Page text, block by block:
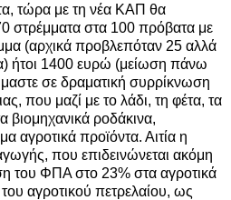
τώρα με τη νέα ΚΑΠ θα
στρέμματα στα 100 πρόβατα με
(αρχικά προβλεπόταν 25 αλλά
ήτοι 1400 ευρώ (μείωση πάνω
σε δραματική συρρίκνωση
που μαζί με το λάδι, τη φέτα, τα
βιομηχανικά ροδάκινα,
αγροτικά προϊόντα. Αιτία η
που επιδεινώνεται ακόμη
του ΦΠΑ στο 23% στα αγροτικά
αγροτικού πετρελαίου, ως